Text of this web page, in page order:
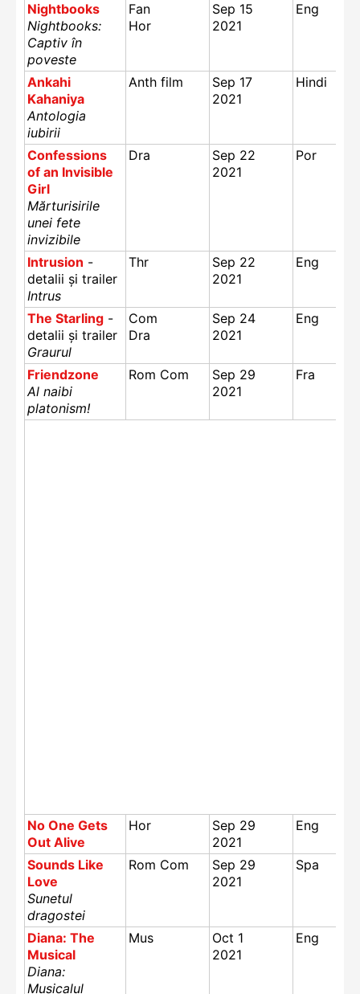
Nightbooks
Nightbooks:
Captiv în
poveste
Fan
Hor
Sep 15
2021
Eng
Ankahi
Kahaniya
Antologia
iubirii
Anth film
Sep 17
2021
Hindi
Confessions
of an Invisible
Girl
Mărturisirile
unei fete
invizibile
Dra
Sep 22
2021
Por
Intrusion -
detalii și trailer
Intrus
Thr
Sep 22
2021
Eng
The Starling -
detalii și trailer
Graurul
Com
Dra
Sep 24
2021
Eng
Friendzone
Al naibi
platonism!
Rom Com
Sep 29
2021
Fra
No One Gets
Out Alive
Hor
Sep 29
2021
Eng
Sounds Like
Love
Sunetul
dragostei
Rom Com
Sep 29
2021
Spa
Diana: The
Musical
Diana:
Musicalul
Mus
Oct 1
2021
Eng